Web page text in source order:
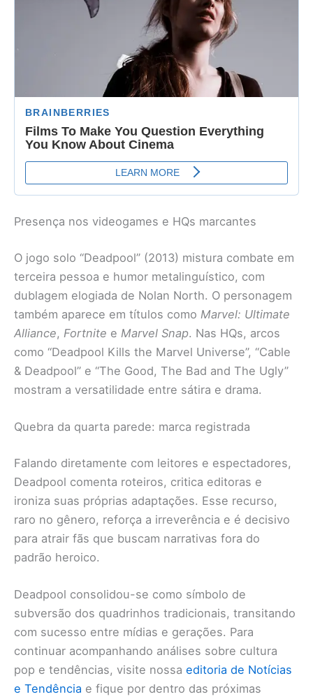
Presença nos videogames e HQs marcantes
O jogo solo “Deadpool” (2013) mistura combate em
terceira pessoa e humor metalinguístico, com
dublagem elogiada de Nolan North. O personagem
também aparece em títulos como Marvel: Ultimate
Alliance, Fortnite e Marvel Snap. Nas HQs, arcos
como “Deadpool Kills the Marvel Universe”, “Cable
& Deadpool” e “The Good, The Bad and The Ugly”
mostram a versatilidade entre sátira e drama.
Quebra da quarta parede: marca registrada
Falando diretamente com leitores e espectadores,
Deadpool comenta roteiros, critica editoras e
ironiza suas próprias adaptações. Esse recurso,
raro no gênero, reforça a irreverência e é decisivo
para atrair fãs que buscam narrativas fora do
padrão heroico.
Deadpool consolidou-se como símbolo de
subversão dos quadrinhos tradicionais, transitando
com sucesso entre mídias e gerações. Para
continuar acompanhando análises sobre cultura
pop e tendências, visite nossa editoria de Notícias
e Tendência e fique por dentro das próximas